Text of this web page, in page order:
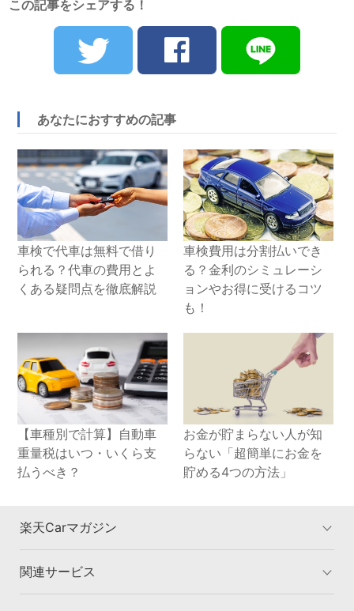
この記事をシェアする！
あなたにおすすめの記事
車検で代車は無料で借り
られる？代車の費用とよ
くある疑問点を徹底解説
車検費用は分割払いでき
る？金利のシミュレーシ
ョンやお得に受けるコツ
も！
【車種別で計算】自動車
重量税はいつ・いくら支
払うべき？
お金が貯まらない人が知
らない「超簡単にお金を
貯める4つの方法」
楽天Carマガジン
楽天Carマガジントップ
洗車・コーティングのカテゴリー
関連サービス